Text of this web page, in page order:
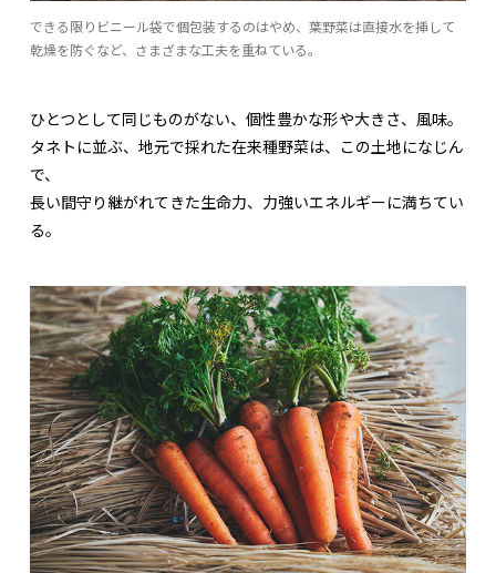
できる限りビニール袋で個包装するのはやめ、葉野菜は直接水を挿して
乾燥を防ぐなど、さまざまな工夫を重ねている。
ひとつとして同じものがない、個性豊かな形や大きさ、風味。
タネトに並ぶ、地元で採れた在来種野菜は、この土地になじん
で、
長い間守り継がれてきた生命力、力強いエネルギーに満ちてい
る。